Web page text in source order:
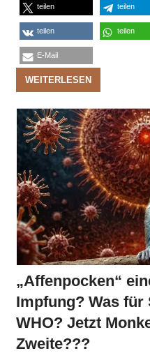
teilen teilen
teilen teilen
E-Mail
WEITERLESEN
„Affenpocken“
Impfung? Was für
WHO? Jetzt
Zweite???